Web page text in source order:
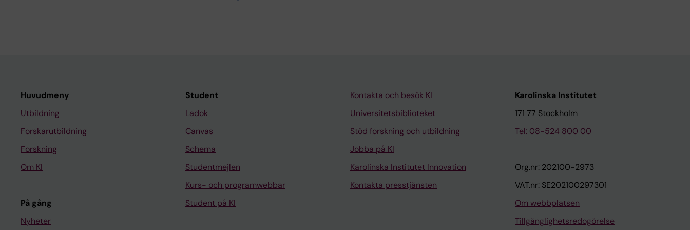
Huvudmeny
Utbildning
Forskarutbildning
Forskning
Om KI
På gång
Nyheter
Student
Ladok
Canvas
Schema
Studentmejlen
Kurs- och programwebbar
Student på KI
Kontakta och besök KI
Universitetsbiblioteket
Stöd forskning och utbildning
Jobba på KI
Karolinska Institutet Innovation
Kontakta presstjänsten
Karolinska Institutet
171 77 Stockholm
Tel: 08-524 800 00
Org.nr: 202100-2973
VAT.nr: SE202100297301
Om webbplatsen
Tillgänglighetsredogörelse